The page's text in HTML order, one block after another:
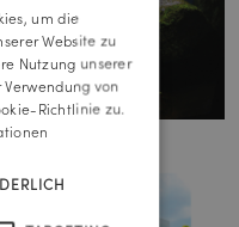
um die
Website zu
Nutzung unserer
von
Richtlinie zu.